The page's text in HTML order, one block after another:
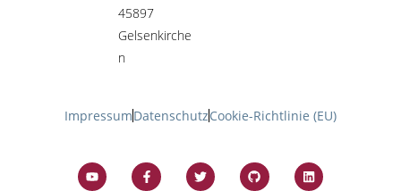
45897
Gelsenkirche
n
ImpressumDatenschutzCookie-Richtlinie (EU)